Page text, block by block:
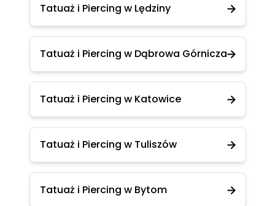
Tatuaż i Piercing w Lędziny
Tatuaż i Piercing w Dąbrowa Górnicza
Tatuaż i Piercing w Katowice
Tatuaż i Piercing w Tuliszów
Tatuaż i Piercing w Bytom